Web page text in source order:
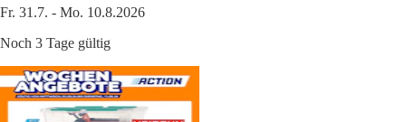
Fr. 31.7. - Mo. 10.8.2026
Noch 3 Tage gültig